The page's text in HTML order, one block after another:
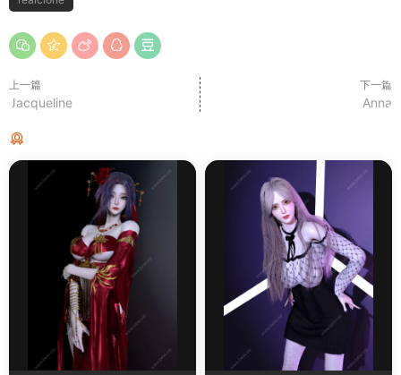
上一篇
Jacqueline
下一篇
Anna